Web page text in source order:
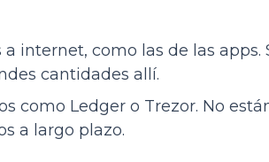
a internet, como las de las apps.
cantidades allí.
como Ledger o Trezor. No
a largo plazo.